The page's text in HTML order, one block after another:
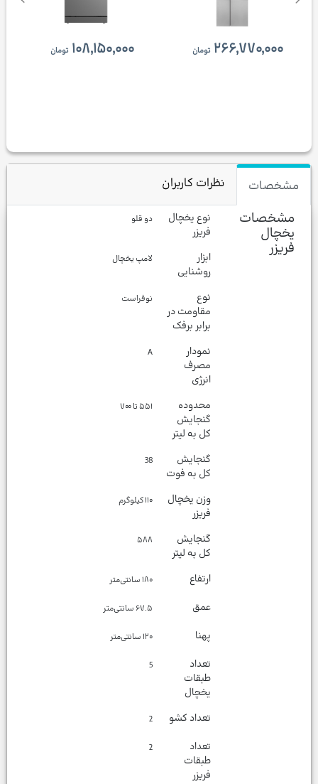
۱۰۸,۱۵۰,۰۰۰ تومان ۲۶۶,۷۷۰,۰۰۰ تومان
مشخصات نظرات کاربران
مشخصات
یخچال
فریزر
نوع یخچال
فریزر
دو قلو
ابزار
روشنایی
لامپ یخچال
نوع
مقاومت در
برابر برفک
نوفراست
نمودار
مصرف
انرژی
A
محدوده
گنجایش
کل به لیتر
۵۵۱ تا ۷۰۰
گنجایش
کل به فوت
38
وزن یخچال
فریزر
۱۱۰ کیلوگرم
گنجایش
کل به لیتر
۵۸۸
ارتفاع ۱۸۰ سانتی‌متر
عمق ۶۷.۵ سانتی‌متر
پهنا ۱۲۰ سانتی‌متر
تعداد
طبقات
یخچال
5
تعداد کشو 2
تعداد
طبقات
فریزر
2